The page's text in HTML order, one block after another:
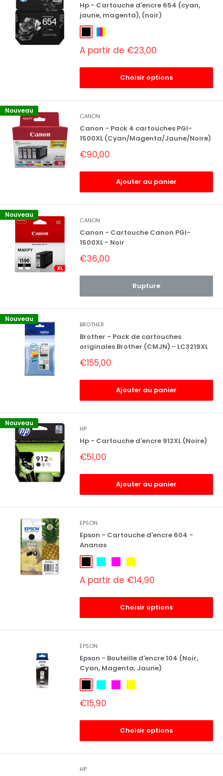
Hp - Cartouche d'encre 654 (cyan,
jaune, magenta), (noir)
Prix
réduit
A partir de €23,00
Choisir options
Nouveau
CANON
Canon - Pack 4 cartouches PGI-
1500XL (Cyan/Magenta/Jaune/Noire)
Prix
réduit
€90,00
Ajouter au panier
Nouveau
CANON
Canon - Cartouche Canon PGI-
1500XL - Noir
Prix
réduit
€36,00
Rupture
Nouveau
BROTHER
Brother - Pack de cartouches
originales Brother (CMJN) - LC3219XL
Prix
réduit
€155,00
Ajouter au panier
Nouveau
HP
Hp - Cartouche d'encre 912XL (Noire)
Prix
réduit
€51,00
Ajouter au panier
EPSON
Epson - Cartouche d'encre 604 -
Ananas
Prix
réduit
A partir de €14,90
Choisir options
EPSON
Epson - Bouteille d'encre 104 (Noir,
Cyan, Magenta, Jaune)
Prix
réduit
€15,90
Choisir options
HP